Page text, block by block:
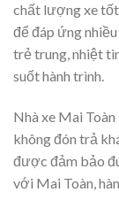
chất lượng xe
để đáp ứng
trẻ trung, nhiệt
suốt hành trình.
Nhà xe Mai
không đón trả
được đảm bảo
với Mai Toàn,